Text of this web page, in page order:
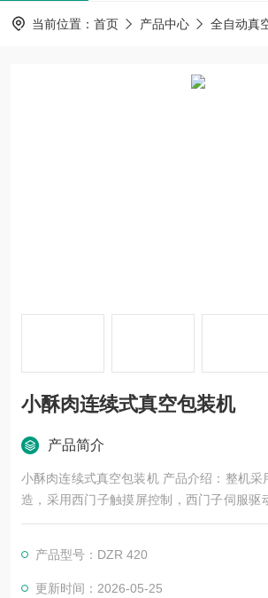
当前位置： 首页 产品中心 全自动真
小酥肉连续式真空包装机
产品简介
小酥肉连续式真空包装机 产品介绍：整机采
造，采用西门子触摸屏控制，西门子伺服驱
对膜进行定位，可以双面对光标双面拉伸，
高，*能达到要求，整机配有模具，一台设备
做多套模具包装多种产品，做到一机多用，按
产品型号：DZR 420
更新时间：2026-05-25